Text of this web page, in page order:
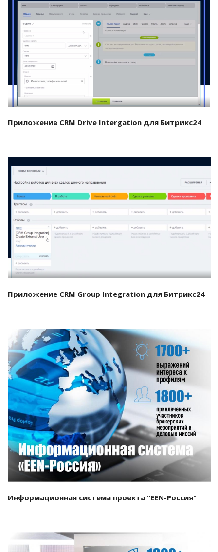
Смотреть проект
Приложение CRM Drive Intergation для Битрикс24
Смотреть проект
Приложение CRM Group Integration для Битрикс24
Смотреть проект
Информационная система проекта "EEN-Россия"